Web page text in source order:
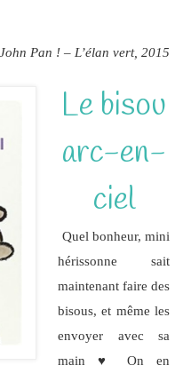
Pan ! – L’élan vert, 2015
Le bisou
arc-en-
ciel
Quel bonheur, mini
hérissonne sait
maintenant faire des
bisous, et même les
envoyer avec sa
main ♥ On en